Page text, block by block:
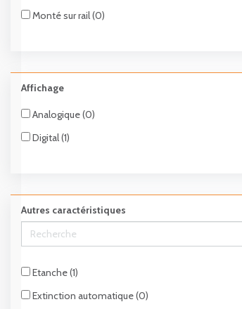
Monté sur rail (0)
Affichage
Analogique (0)
Digital (1)
Autres caractéristiques
Etanche (1)
Extinction automatique (0)